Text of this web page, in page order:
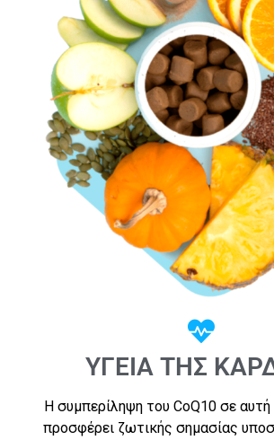
ΥΓΕΊΑ ΤΗΣ
Η συμπερίληψη του CoQ10 σε
προσφέρει ζωτικής σημασίας